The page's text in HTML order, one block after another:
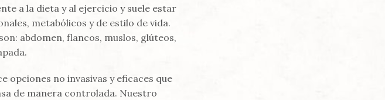
a la dieta y al ejercicio y suele estar
metabólicos y de estilo de vida.
abdomen, flancos, muslos, glúteos,
opciones no invasivas y eficaces que
de manera controlada. Nuestro